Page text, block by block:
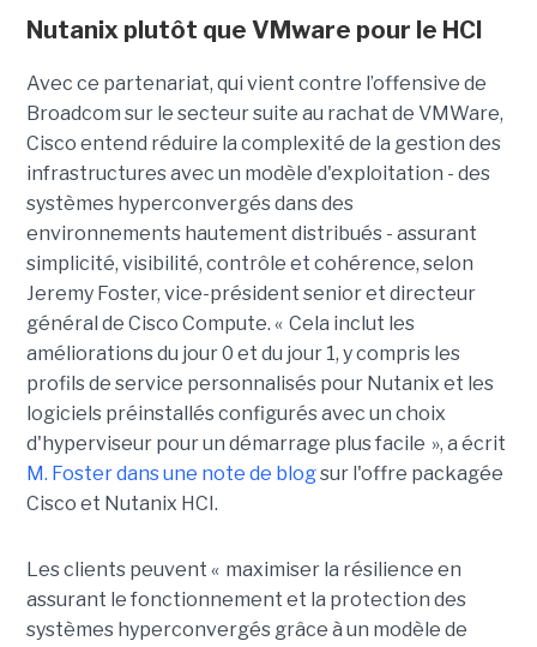
Nutanix plutôt que VMware pour le HCI
Avec ce partenariat, qui vient contre l’offensive de
Broadcom sur le secteur suite au rachat de VMWare,
Cisco entend réduire la complexité de la gestion des
infrastructures avec un modèle d'exploitation - des
systèmes hyperconvergés dans des
environnements hautement distribués - assurant
simplicité, visibilité, contrôle et cohérence, selon
Jeremy Foster, vice-président senior et directeur
général de Cisco Compute. « Cela inclut les
améliorations du jour 0 et du jour 1, y compris les
profils de service personnalisés pour Nutanix et les
logiciels préinstallés configurés avec un choix
d'hyperviseur pour un démarrage plus facile », a écrit
M. Foster dans une note de blogsur l'offre packagée
Cisco et Nutanix HCI.
Les clients peuvent « maximiser la résilience en
assurant le fonctionnement et la protection des
systèmes hyperconvergés grâce à un modèle de